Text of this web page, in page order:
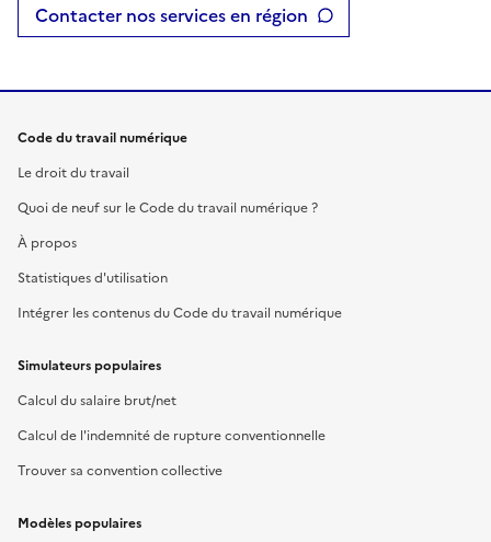
Contacter nos services en région
Code du travail numérique
Le droit du travail
Quoi de neuf sur le Code du travail numérique ?
À propos
Statistiques d'utilisation
Intégrer les contenus du Code du travail numérique
Simulateurs populaires
Calcul du salaire brut/net
Calcul de l'indemnité de rupture conventionnelle
Trouver sa convention collective
Modèles populaires